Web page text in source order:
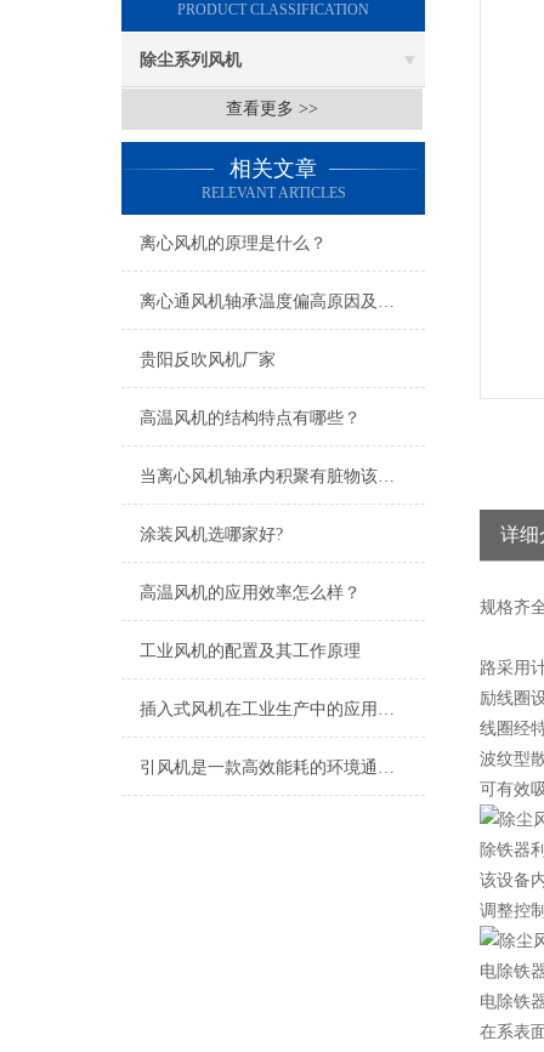
PRODUCT CLASSIFICATION
除尘系列风机
查看更多 >>
相关文章
RELEVANT ARTICLES
离心风机的原理是什么？
离心通风机轴承温度偏高原因及处理方法
贵阳反吹风机厂家
高温风机的结构特点有哪些？
当离心风机轴承内积聚有脏物该怎么清洗
涂装风机选哪家好?
高温风机的应用效率怎么样？
工业风机的配置及其工作原理
插入式风机在工业生产中的应用及优势
引风机是一款高效能耗的环境通风设备
详细
规格齐
路采用
励线圈
线圈经
波纹型
可有效
除铁器
该设备
调整控
电除铁
电除铁
在系表